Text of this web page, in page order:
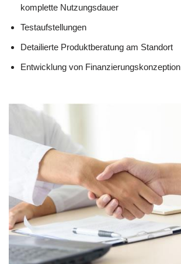
komplette Nutzungsdauer
Testaufstellungen
Detailierte Produktberatung am Standort
Entwicklung von Finanzierungskonzeption